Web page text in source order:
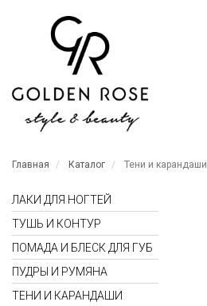
Главная Каталог Тени и карандаши
ЛАКИ ДЛЯ НОГТЕЙ
ТУШЬ И КОНТУР
ПОМАДА И БЛЕСК ДЛЯ ГУБ
ПУДРЫ И РУМЯНА
ТЕНИ И КАРАНДАШИ